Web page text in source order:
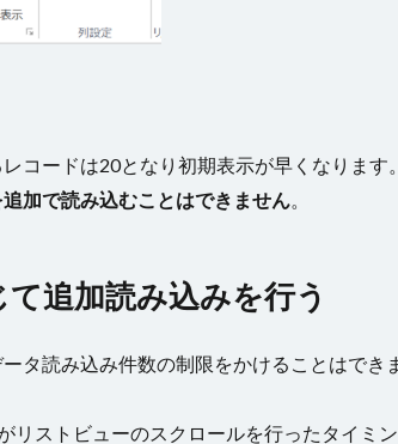
コードは20となり初期表示が早くなります。
加で読み込むことはできません
追加読み込みを行う
タ読み込み件数の制限をかけることはで
ストビューのスクロールを行ったタイミ